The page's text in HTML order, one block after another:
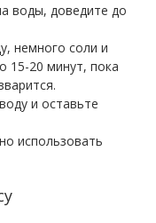
воды, доведите до
немного соли и
15-20 минут, пока
и оставьте
использовать